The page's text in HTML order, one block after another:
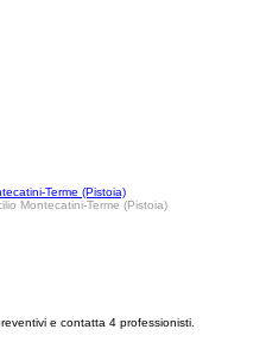
Terme (Pistoia)
Montecatini-Terme (Pistoia)
e contatta 4 professionisti.